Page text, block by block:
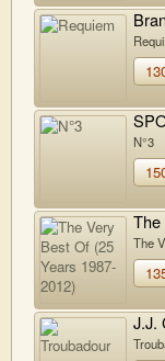
N°3
The
The
J.J.